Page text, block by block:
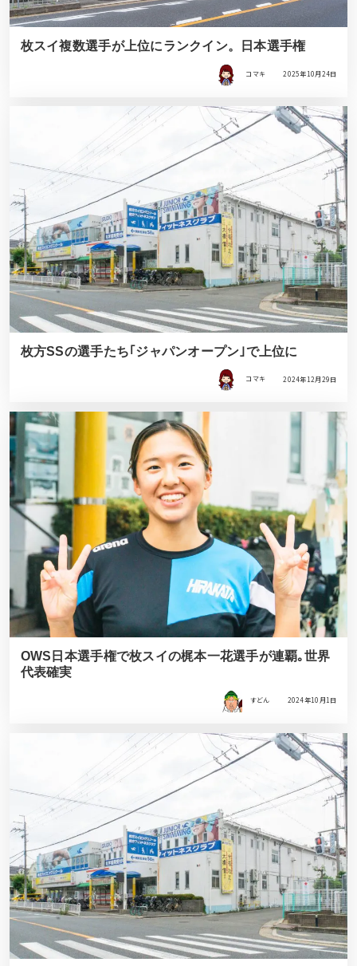
枚スイ複数選手が上位にランクイン。日本選手権
コマキ 2025年10月24日
枚方SSの選手たち｢ジャパンオープン｣で上位に
コマキ 2024年12月29日
OWS日本選手権で枚スイの梶本一花選手が連覇｡世界
代表確実
すどん 2024年10月1日